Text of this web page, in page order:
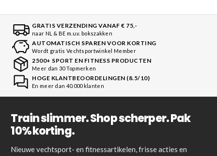
GRATIS VERZENDING VANAF € 75,-
naar NL & BE m.u.v. bokszakken
AUTOMATISCH SPAREN VOOR KORTING
Wordt gratis Vechtsportwinkel Member
2500+ SPORT EN FITNESS PRODUCTEN
Meer dan 30 Topmerken
HOGE KLANTBEOORDELINGEN (8.5/10)
En meer dan 40.000 klanten
Train slimmer. Shop scherper. Pak
10% korting.
Nieuwe vechtsport- en fitnessartikelen, frisse acties en